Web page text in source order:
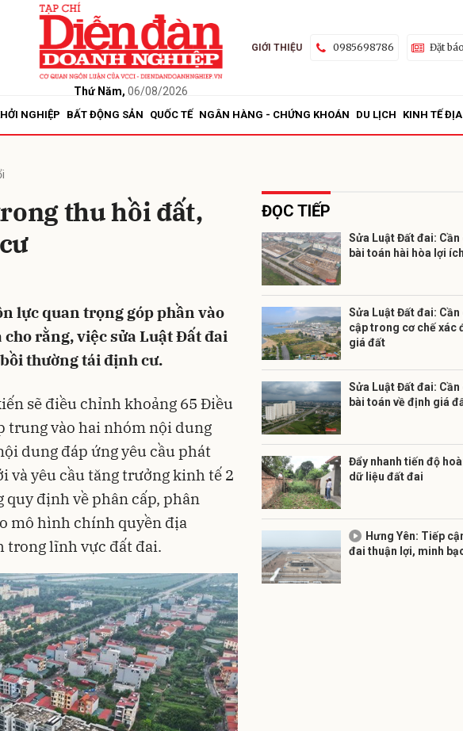
Thứ Năm, 06/08/2026
GIỚI THIỆU 0985698786 Đặt báo
NGHIỆP BẤT ĐỘNG SẢN QUỐC TẾ NGÂN HÀNG - CHỨNG KHOÁN DU LỊCH KINH TẾ
thu hồi đất,
lực quan trọng góp phần vào
rằng, việc sửa Luật Đất đai
thường tái định cư.
sẽ điều chỉnh khoảng 65 Điều
trung vào hai nhóm nội dung
dung đáp ứng yêu cầu phát
yêu cầu tăng trưởng kinh tế 2
quy định về phân cấp, phân
mô hình chính quyền địa
trong lĩnh vực đất đai.
ĐỌC TIẾP
Sửa Luật Đất đai: Cần
bài toán hài hòa lợi ích
Sửa Luật Đất đai: Cần
cập trong cơ chế xác
giá đất
Sửa Luật Đất đai: Cần
bài toán về định giá
Đẩy nhanh tiến độ
dữ liệu đất đai
Hưng Yên: Tiếp
đai thuận lợi, minh
Gửi